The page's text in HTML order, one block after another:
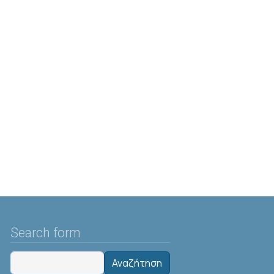
Search form
Αναζήτηση